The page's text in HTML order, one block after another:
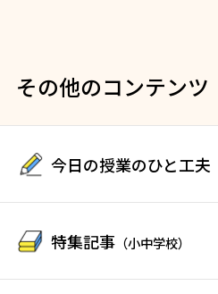
その他のコンテンツ
今日の授業のひと工夫
特集記事 （小中学校）